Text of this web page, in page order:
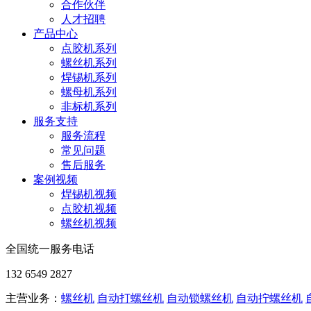
合作伙伴
人才招聘
产品中心
点胶机系列
螺丝机系列
焊锡机系列
螺母机系列
非标机系列
服务支持
服务流程
常见问题
售后服务
案例视频
焊锡机视频
点胶机视频
螺丝机视频
全国统一服务电话
132 6549 2827
主营业务： 螺丝机 自动打螺丝机 自动锁螺丝机 自动拧螺丝机